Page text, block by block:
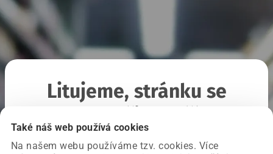
Také náš web používá cookies
Na našem webu používáme tzv. cookies. Více
Litujeme, stránku se